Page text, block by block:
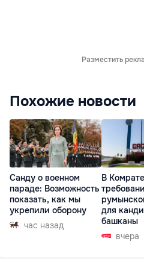
Разместить
Похожие новости
Санду о военном
параде: Возможность
показать, как мы
укрепили оборону
час назад
В
для
башканы
вчера